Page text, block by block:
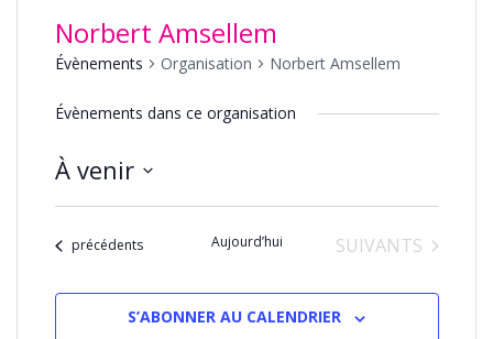
Norbert Amsellem
Évènements Organisation Norbert Amsellem
Évènements dans ce organisation
À venir
date.Évènements
précédents Aujourd’hui ÉVÈNEMENTS
SUIVANTS
S’ABONNER AU CALENDRIER